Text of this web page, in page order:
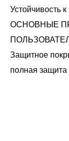
Устойчивость
ОСНОВНЫЕ
Защитное
полная защита